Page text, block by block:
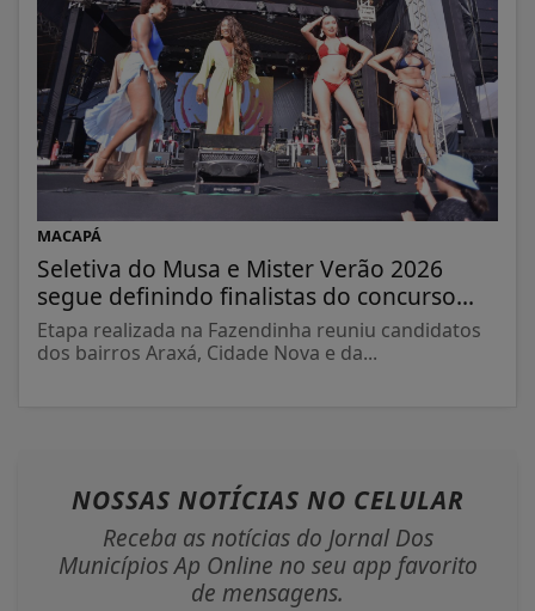
MACAPÁ
Seletiva do Musa e Mister Verão 2026
segue definindo finalistas do concurso...
Etapa realizada na Fazendinha reuniu candidatos
dos bairros Araxá, Cidade Nova e da...
NOSSAS NOTÍCIAS NO CELULAR
Receba as notícias do Jornal Dos
Municípios Ap Online no seu app favorito
de mensagens.